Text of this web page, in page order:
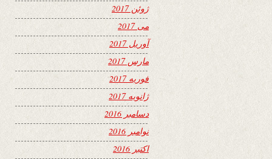
ژوئن 2017
می 2017
آوریل 2017
مارس 2017
فوریه 2017
ژانویه 2017
دسامبر 2016
نوامبر 2016
اکتبر 2016